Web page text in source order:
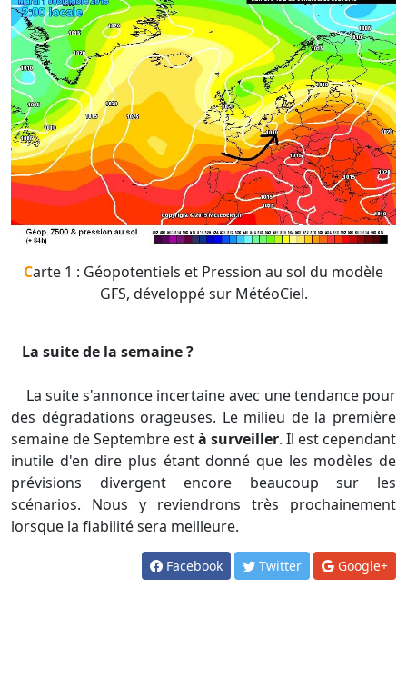
Carte 1 : Géopotentiels et Pression au sol du modèle
GFS, développé sur MétéoCiel.
La suite de la semaine ?
La suite s'annonce incertaine avec une tendance pour
des dégradations orageuses. Le milieu de la première
semaine de Septembre està surveiller. Il est cependant
inutile d'en dire plus étant donné que les modèles de
prévisions divergent encore beaucoup sur les
scénarios. Nous y reviendrons très prochainement
lorsque la fiabilité sera meilleure.
Facebook Twitter Google+